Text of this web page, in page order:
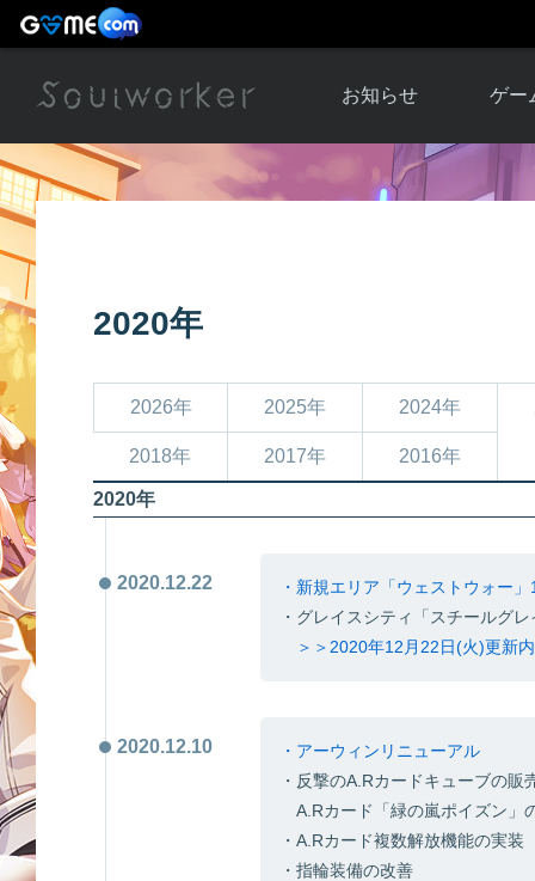
お知らせ
お知らせ一覧
ゲー
ソウ
2020年
2026年 2025年 2024年
2018年 2017年 2016年
2020年
2020.12.22
・新規エリア「ウェストウォー
・グレイスシティ「スチールグ
＞＞2020年12月22日(火)更新
2020.12.10
・アーウィンリニューアル
・反撃のA.Rカードキューブの販
A.Rカード「緑の嵐ポイズン」
・A.Rカード複数解放機能の実装
・指輪装備の改善